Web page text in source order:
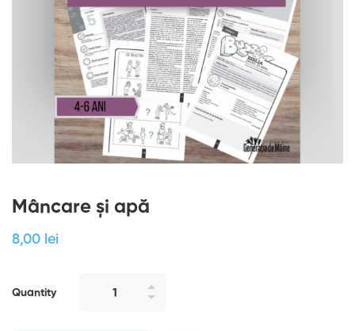
Mâncare și apă
8,00 lei
Quantity